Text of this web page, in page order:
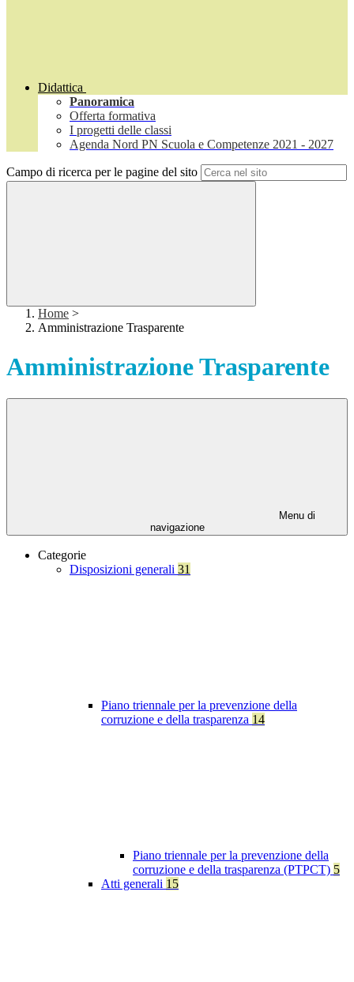
Didattica
Panoramica
Offerta formativa
I progetti delle classi
Agenda Nord PN Scuola e Competenze 2021 - 2027
Campo di ricerca per le pagine del sito
Home >
Amministrazione Trasparente
Amministrazione Trasparente
Menu di
navigazione
Categorie
Disposizioni generali 31
Piano triennale per la prevenzione della
corruzione e della trasparenza 14
Piano triennale per la prevenzione della
corruzione e della trasparenza (PTPCT) 5
Atti generali 15